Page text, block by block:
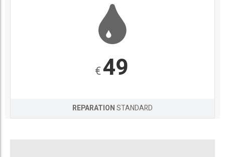
€49
REPARATIONSTANDARD